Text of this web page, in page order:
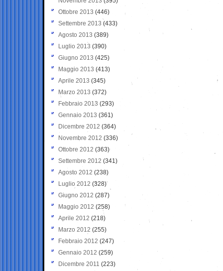
Ottobre 2013 (446)
Settembre 2013 (433)
Agosto 2013 (389)
Luglio 2013 (390)
Giugno 2013 (425)
Maggio 2013 (413)
Aprile 2013 (345)
Marzo 2013 (372)
Febbraio 2013 (293)
Gennaio 2013 (361)
Dicembre 2012 (364)
Novembre 2012 (336)
Ottobre 2012 (363)
Settembre 2012 (341)
Agosto 2012 (238)
Luglio 2012 (328)
Giugno 2012 (287)
Maggio 2012 (258)
Aprile 2012 (218)
Marzo 2012 (255)
Febbraio 2012 (247)
Gennaio 2012 (259)
Dicembre 2011 (223)